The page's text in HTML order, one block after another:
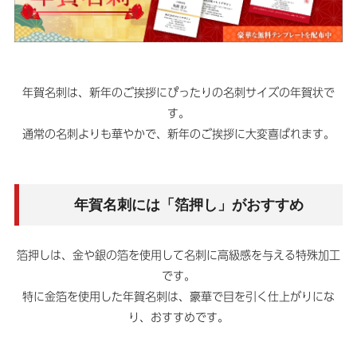
年賀名刺は、新年のご挨拶にぴったりの名刺サイズの年賀状で
す。
通常の名刺よりも華やかで、新年のご挨拶に大変喜ばれます。
年賀名刺には「箔押し」がおすすめ
箔押しは、金や銀の箔を使用して名刺に高級感を与える特殊加工
です。
特に金箔を使用した年賀名刺は、豪華で目を引く仕上がりにな
り、おすすめです。